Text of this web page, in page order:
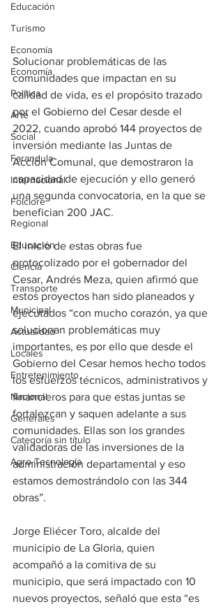
Educación
Turismo
Economía
Economía
Política
Arte
Social
Farandula
Internacional
Folclore
Regional
Educación
Ciencia
Transporte
Municipal
Actualidad
Locales
Entretenimiento
Nacional
Generales
Categoría sin título
Agro-Tecnología
Solucionar problemáticas de las
comunidades que impactan en su
calidad de vida, es el propósito trazado
por el Gobierno del Cesar desde el
2022, cuando aprobó 144 proyectos de
inversión mediante las Juntas de
Acción Comunal, que demostraron la
capacidad de ejecución y ello generó
una segunda convocatoria, en la que se
benefician 200 JAC.
El inicio de estas obras fue
protocolizado por el gobernador del
Cesar, Andrés Meza, quien afirmó que
estos proyectos han sido planeados y
ejecutados “con mucho corazón, ya que
solucionan problemáticas muy
importantes, es por ello que desde el
Gobierno del Cesar hemos hecho todos
los esfuerzos técnicos, administrativos y
financieros para que estas juntas se
fortalezcan y saquen adelante a sus
comunidades. Ellas son los grandes
validadoras de las inversiones de la
administración departamental y eso
estamos demostrándolo con las 344
obras”.
Jorge Eliécer Toro, alcalde del
municipio de La Gloria, quien
acompañó a la comitiva de su
municipio, que será impactado con 10
nuevos proyectos, señaló que esta “es